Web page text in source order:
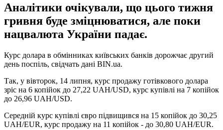
Аналітики очікували, що цього тижня
гривня буде зміцнюватися, але поки
нацвалюта України падає.
Курс долара в обмінниках київських банків дорожчає другий
день поспіль, свідчать дані BIN.ua.
Так, у вівторок, 14 липня, курс продажу готівкового долара
зріс на 6 копійок до 27,22 UAH/USD, курс купівлі на 7 копійок
до 26,96 UAH/USD.
Середній курс купівлі євро підвищився на 15 копійок до 30,25
UAH/EUR, курс продажу на 11 копійок - до 30,80 UAH/EUR.